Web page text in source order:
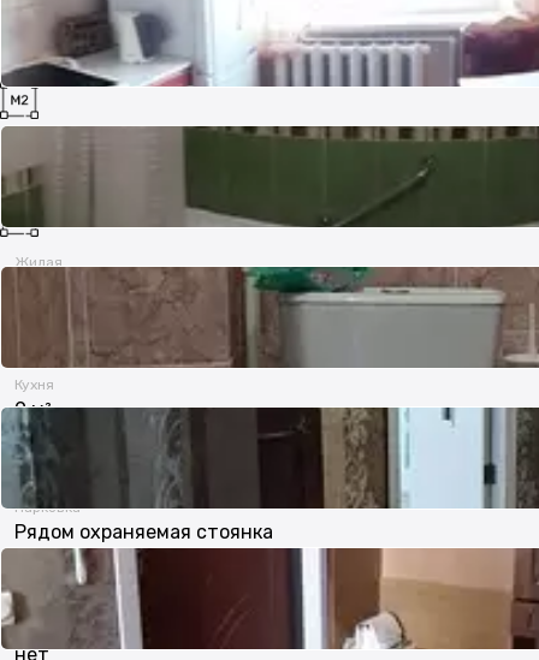
Комнат
64 м²
Жилая
Кухня
9 м²
Парковка
Рядом охраняемая стоянка
В залоге
нет